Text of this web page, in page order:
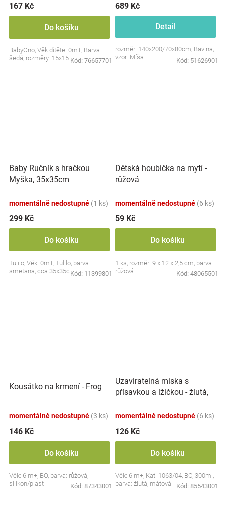
167 Kč
Do košíku
BabyOno, Věk dítěte: 0m+, Barva:
šedá, rozměry: 15x15 cm.
Kód: 76657701
689 Kč
Detail
rozměr: 140x200/70x80cm, Bavlna,
vzor: Míša
Kód: 51626901
Baby Ručník s hračkou
Myška, 35x35cm
momentálně nedostupné (1 ks)
299 Kč
Do košíku
Tulilo, Věk: 0m+, Tulilo, barva:
smetana, cca 35x35cm, CE
Kód: 11399801
Dětská houbička na mytí -
růžová
momentálně nedostupné (6 ks)
59 Kč
Do košíku
1 ks, rozměr: 9 x 12 x 2,5 cm, barva:
růžová
Kód: 48065501
Kousátko na krmení - Frog
momentálně nedostupné (3 ks)
146 Kč
Do košíku
Věk: 6 m+, BO, barva: růžová,
silikon/plast
Kód: 87343001
Uzaviratelná miska s
přísavkou a lžičkou - žlutá,
momentálně nedostupné (6 ks)
126 Kč
Do košíku
Věk: 6 m+, Kat. 1063/04, BO, 300ml,
barva: žlutá, mátová
Kód: 85543001